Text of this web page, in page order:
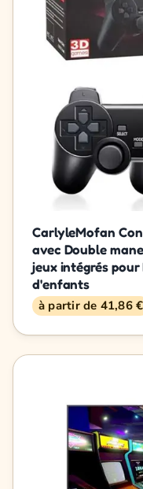
CarlyleMofan
avec Double
jeux intégrés pour
d'enfants
à partir de 41,86 €